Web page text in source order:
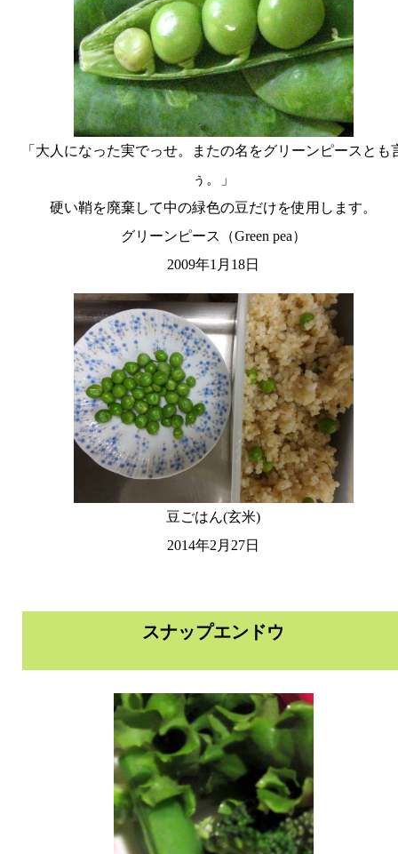
「大人になった実でっせ。またの名をグリーンピースとも
ぅ。」
硬い鞘を廃棄して中の緑色の豆だけを使用します。
グリーンピース（Green pea）
2009年1月18日
豆ごはん(玄米)
2014年2月27日
スナップエンドウ